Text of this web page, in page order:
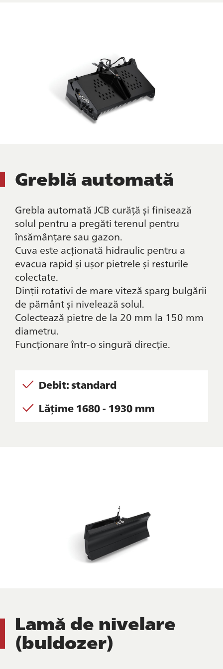
Greblă automată
Grebla automată JCB curăță și finisează
solul pentru a pregăti terenul pentru
însămânțare sau gazon.
Cuva este acționată hidraulic pentru a
evacua rapid și ușor pietrele și resturile
colectate.
Dinții rotativi de mare viteză sparg bulgării
de pământ și nivelează solul.
Colectează pietre de la 20 mm la 150 mm
diametru.
Funcționare într-o singură direcție.
Debit: standard
Lățime 1680 - 1930 mm
Lamă de nivelare
(buldozer)